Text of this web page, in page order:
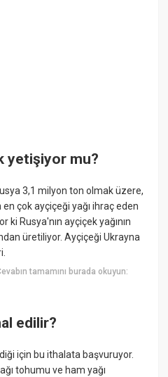
yetişiyor mu?
3,1 milyon ton olmak üzere,
çok ayçiçeği yağı ihraç eden
ki Rusya'nın ayçiçek yağının
üretiliyor. Ayçiçeği Ukrayna
tamamını burada okuyun:
edilir?
için bu ithalata başvuruyor.
tohumu ve ham yağı